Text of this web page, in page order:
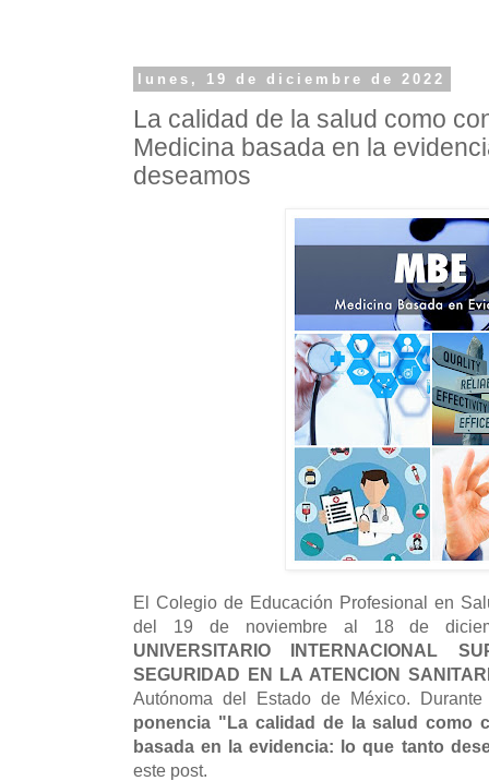
lunes, 19 de diciembre de 2022
La calidad de la salud como
Medicina basada en la
deseamos
El Colegio de Educación Profesional en
del 19 de noviembre al 18 de
UNIVERSITARIO INTERNACIONAL
SEGURIDAD EN LA ATENCION
Autónoma del Estado de México.
ponencia "La calidad de la salud como
basada en la evidencia: lo que tanto
este post.